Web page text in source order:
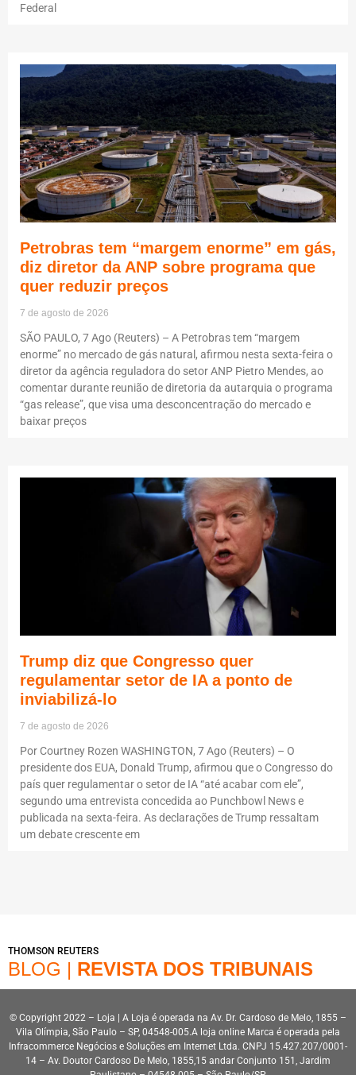
Federal
Petrobras tem “margem enorme” em gás,
diz diretor da ANP sobre programa que
quer reduzir preços
7 de agosto de 2026
SÃO PAULO, 7 Ago (Reuters) – A Petrobras tem “margem
enorme” no mercado de gás natural, afirmou nesta sexta-feira o
diretor da agência reguladora do setor ANP Pietro Mendes, ao
comentar durante reunião de diretoria da autarquia o programa
“gas release”, que visa uma desconcentração do mercado e
baixar preços
Trump diz que Congresso quer
regulamentar setor de IA a ponto de
inviabilizá-lo
7 de agosto de 2026
Por Courtney Rozen WASHINGTON, 7 Ago (Reuters) – O
presidente dos EUA, Donald Trump, afirmou que o Congresso do
país quer regulamentar o setor de IA “até acabar com ele”,
segundo uma entrevista concedida ao Punchbowl News e
publicada na sexta-feira. As declarações de Trump ressaltam
um debate crescente em
THOMSON REUTERS
BLOG | REVISTA DOS TRIBUNAIS
© Copyright 2022 – Loja | A Loja é operada na Av. Dr. Cardoso de Melo, 1855 –
Vila Olímpia, São Paulo – SP, 04548-005.A loja online Marca é operada pela
Infracommerce Negócios e Soluções em Internet Ltda. CNPJ 15.427.207/0001-
14 – Av. Doutor Cardoso De Melo, 1855,15 andar Conjunto 151, Jardim